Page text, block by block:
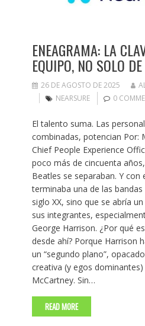
ENEAGRAMA: LA
EQUIPO, NO SOLO
26 DE AGOSTO DE 2025
NEARSURE
0
El talento suma. Las
combinadas, potencian Por:
Chief People Experience
poco más de cincuenta
Beatles se separaban. Y
terminaba una de las
siglo XX, sino que se abría
sus integrantes,
George Harrison. ¿Por qué
desde ahí? Porque Harrison
un “segundo plano”,
creativa (y egos
McCartney. Sin…
READ MORE